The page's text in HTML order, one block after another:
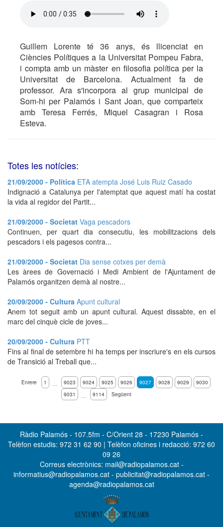
Guillem Lorente té 36 anys, és llicenciat en
Ciències Polítiques a la Universitat Pompeu Fabra,
i compta amb un màster en filosofia política per la
Universitat de Barcelona. Actualment fa de
professor. Ara s'incorpora al grup municipal de
Som-hi per Palamós i Sant Joan, que comparteix
amb Teresa Ferrés, Miquel Casagran i Rosa
Esteva.
Totes les notícies:
21/09/2000 - Política ETA atempta José Luis Ruiz Casado
Indignació a Catalunya per l'atemptat que aquest matí ha costat
la vida al regidor del Partit...
21/09/2000 - Societat Vaga pescadors
Continuen, per quart dia consecutiu, les mobilitzacions dels
pescadors i els pagesos contra...
21/09/2000 - Societat Dia sense cotxes per demà
Les àrees de Governació i Medi Ambient de l'Ajuntament de
Palamós organitzen demà al nostre...
20/09/2000 - Cultura Apunt cultural
Anem tot seguit amb un apunt cultural. Aquest dissabte, en el
marc del cinquè cicle de joves...
20/09/2000 - Cultura PTT
Fins al final de setembre hi ha temps per inscriure's en els cursos
de Transició al Treball que...
Enrere 1 … 9023 9024 9025 9026 9027 9028 9029
9030
9031
… 9114 Següent
Ràdio Palamós - 107.5fm - C/Orient 28 - 17230 Palamós -
Telèfon estudis: 972 31 62 90 | Telèfon oficines i redacció: 972 60
09 26
Correus electrònics: mail@radiopalamos.cat -
informatius@radiopalamos.cat - publicitat@radiopalamos.cat -
agenda@radiopalamos.cat